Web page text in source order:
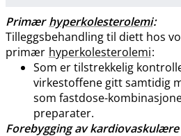
Primærhyperkolesterolemi:
Tilleggsbehandling til diett hos
primær hyperkolesterolemi:
Som er tilstrekkelig
virkestoffene gitt samtidig
som fastdose-
preparater.
Forebygging av